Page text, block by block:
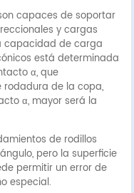
capaces de soportar
y cargas
capacidad de carga
está determinada
α, que
rodadura de la copa,
α, mayor será la
de rodillos
pero la superficie
permitir un error de
especial.